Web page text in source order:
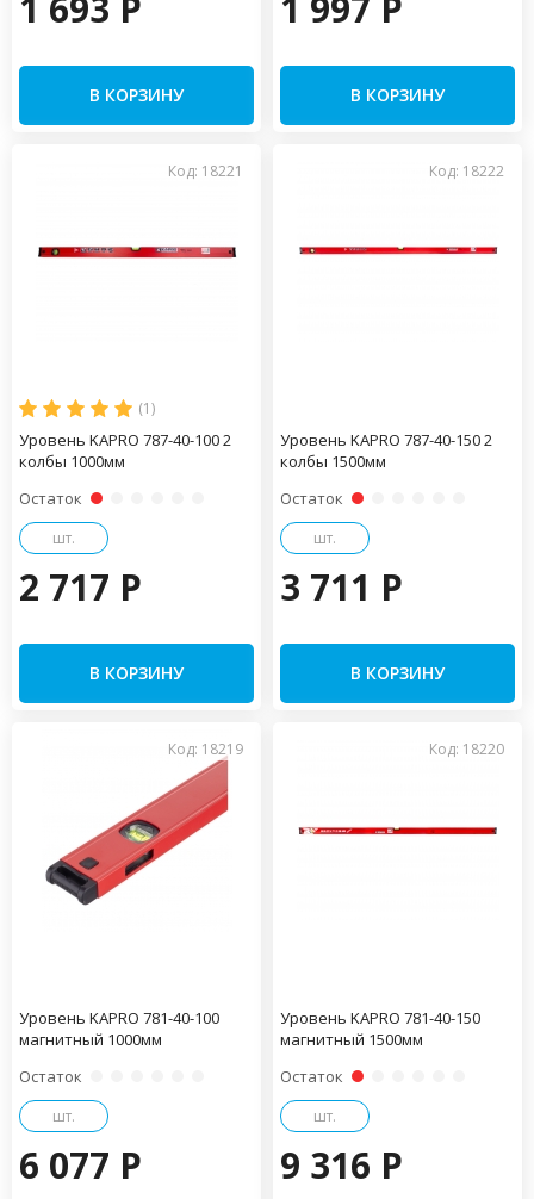
В КОРЗИНУ В КОРЗИНУ
Код: 18221
(1)
Уровень KAPRO 787-40-100 2
колбы 1000мм
Остаток
шт.
2 717 P
В КОРЗИНУ
Код: 18222
Уровень KAPRO 787-40-150 2
колбы 1500мм
Остаток
шт.
3 711 P
В КОРЗИНУ
Код: 18219
Уровень KAPRO 781-40-100
магнитный 1000мм
Остаток
шт.
6 077 P
Код: 18220
Уровень KAPRO 781-40-150
магнитный 1500мм
Остаток
шт.
9 316 P